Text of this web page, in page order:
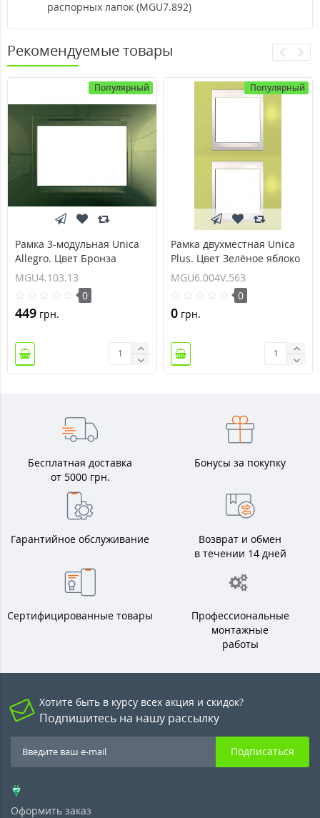
распорных лапок (MGU7.892)
Рекомендуемые товары
Популярный
Рамка 3-модульная Unica
Allegro. Цвет Бронза
MGU4.103.13
MGU4.103.13
0
449 грн.
Популярный
Рамка двухместная Unica
Plus. Цвет Зелёное яблоко
MGU6.004V.563
MGU6.004V.563
0
0 грн.
Бесплатная доставка
от 5000 грн.
Бонусы за покупку
Гарантийное обслуживание
Возврат и обмен
в течении 14 дней
Сертифицированные товары
Профессиональные
монтажные
работы
Хотите быть в курсу всех акция и скидок?
Подпишитесь на нашу рассылку
Подписаться
Оформить заказ